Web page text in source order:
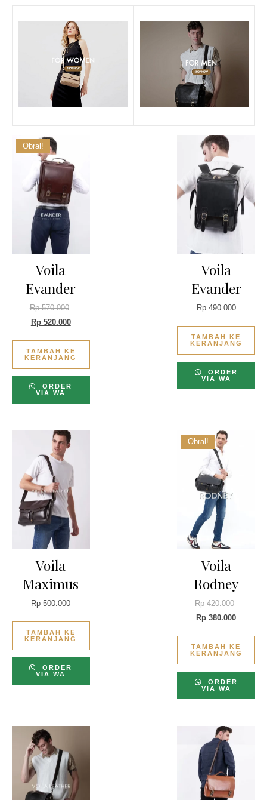
Obral!
Voila
Evander
Rp570.000
Rp520.000
TAMBAH KE
KERANJANG
ORDER
VIA WA
Voila
Evander
Rp490.000
TAMBAH KE
KERANJANG
ORDER
VIA WA
Voila
Maximus
Rp 500.000
TAMBAH KE
KERANJANG
ORDER
VIA WA
Obral!
Voila
Rodney
Rp420.000
Rp 380.000
TAMBAH KE
KERANJANG
ORDER
VIA WA